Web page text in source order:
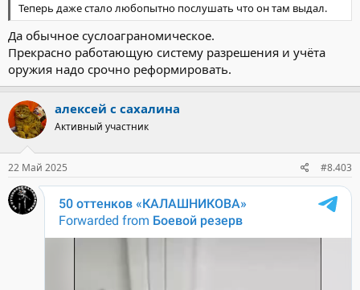
Теперь даже стало любопытно послушать что он там выдал.
Да обычное суслоаграномическое.
Прекрасно работающую систему разрешения и учёта
оружия надо срочно реформировать.
алексей с сахалина
Активный участник
22 Май 2025 #8.403